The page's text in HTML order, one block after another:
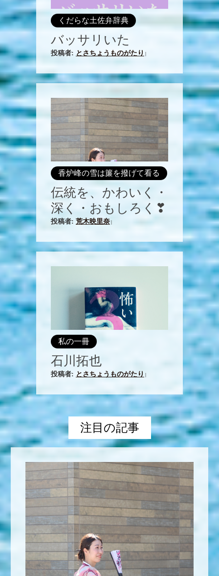
くだらな土佐弁辞典
バッサリいた
投稿者: とさちょうものがたり
香炉峰の雪は簾を撥げて看る
伝統を、かわいく・
深く・おもしろく❣
投稿者: 荒木映里奈
私の一冊
石川拓也
投稿者: とさちょうものがたり
注目の記事